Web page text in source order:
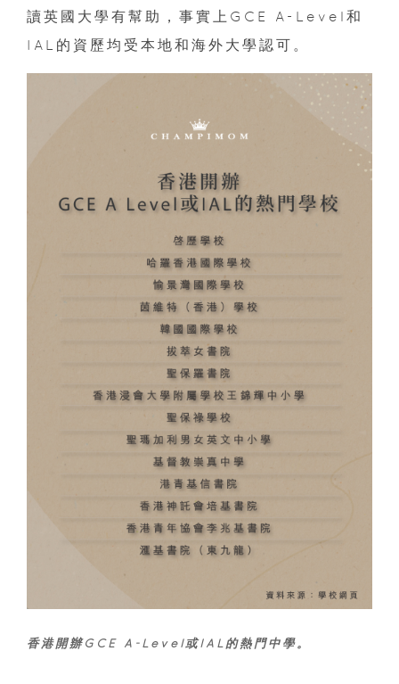
讀英國大學有幫助，事實上GCE A-Level和
IAL的資歷均受本地和海外大學認可。
香港開辦GCE A-Level或IAL的熱門中學。